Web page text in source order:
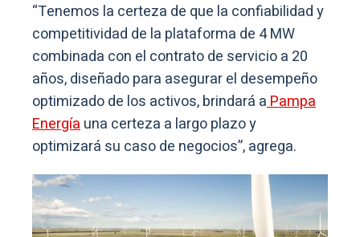
“Tenemos la certeza de que la confiabilidad y
competitividad de la plataforma de 4 MW
combinada con el contrato de servicio a 20
años, diseñado para asegurar el desempeño
optimizado de los activos, brindará aPampa
Energíauna certeza a largo plazo y
optimizará su caso de negocios”, agrega.